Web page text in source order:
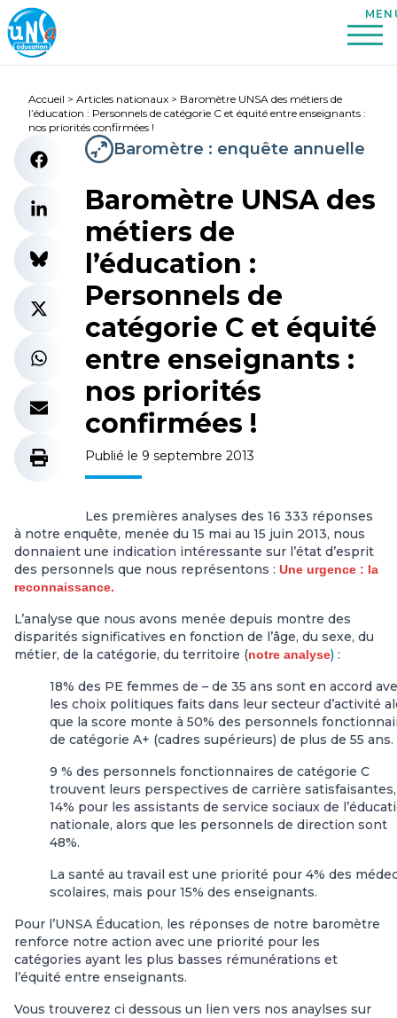
Accueil > Articles nationaux > Baromètre UNSA des métiers de
l’éducation : Personnels de catégorie C et équité entre enseignants :
nos priorités confirmées !
Baromètre : enquête annuelle
Baromètre UNSA des
métiers de
l’éducation :
Personnels de
catégorie C et équité
entre enseignants :
nos priorités
confirmées !
Publié le 9 septembre 2013
Les premières analyses des 16 333 réponses
à notre enquête, menée du 15 mai au 15 juin 2013, nous
donnaient une indication intéressante sur l’état d’esprit
des personnels que nous représentons : Une urgence : la
reconnaissance.
L’analyse que nous avons menée depuis montre des
disparités significatives en fonction de l’âge, du sexe, du
métier, de la catégorie, du territoire (notre analyse) :
18% des PE femmes de – de 35 ans sont en accord
les choix politiques faits dans leur secteur d’activité
que la score monte à 50% des personnels
de catégorie A+ (cadres supérieurs) de plus de 55 ans.
9 % des personnels fonctionnaires de catégorie C
trouvent leurs perspectives de carrière satisfaisantes,
14% pour les assistants de service sociaux de
nationale, alors que les personnels de direction sont
48%.
La santé au travail est une priorité pour 4% des
scolaires, mais pour 15% des enseignants.
Pour l’UNSA Éducation, les réponses de notre baromètre
renforce notre action avec une priorité pour les
catégories ayant les plus basses rémunérations et
l’équité entre enseignants.
Vous trouverez ci dessous un lien vers nos anaylses sur